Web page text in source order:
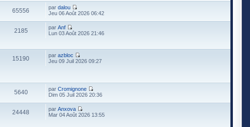
65556 pardalou
Jeu 06 Août 2026 06:42
2185 parAnf
Lun 03 Août 2026 21:46
15190 parazbloc
Jeu 09 Juil 2026 09:27
5640 parCromignone
Dim 05 Juil 2026 20:36
24448 parAnxova
Mar 04 Août 2026 13:55